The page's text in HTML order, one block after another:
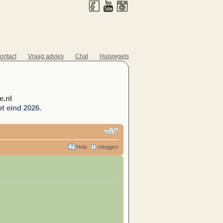
Vraag advies Chat Huisregels
eind 2026.
Help Inloggen